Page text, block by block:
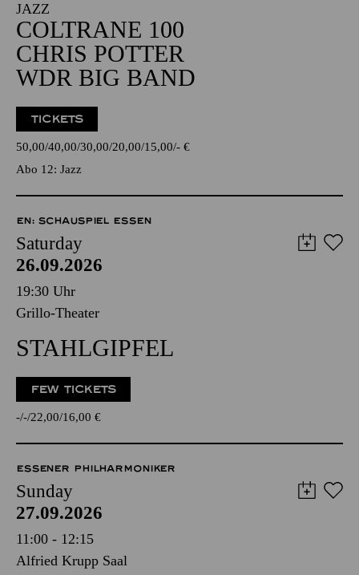
JAZZ
COLTRANE 100
CHRIS POTTER
WDR BIG BAND
TICKETS
50,00 40,00 30,00 20,00 15,00 - €
Abo 12: Jazz
EN: SCHAUSPIEL ESSEN
Saturday
26.09.2026
19:30 Uhr
Grillo-Theater
STAHLGIPFEL
FEW TICKETS
- - 22,00 16,00 €
ESSENER PHILHARMONIKER
Sunday
27.09.2026
11:00 - 12:15
Alfried Krupp Saal